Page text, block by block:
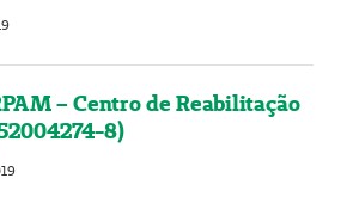
– Centro de Reabilitação
8)